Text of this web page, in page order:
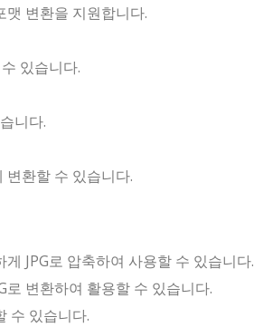
맷 변환을 지원합니다.
있습니다.
니다.
변환할 수 있습니다.
JPG로 압축하여 사용할 수 있습니다.
변환하여 활용할 수 있습니다.
수 있습니다.